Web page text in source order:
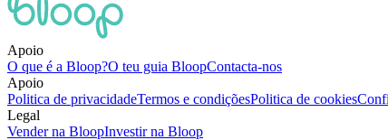
Apoio
O que é a Bloop?O teu guia BloopContacta-nos
Apoio
Politica de privacidadeTermos e condiçõesPolitica de cookies
Legal
Vender na BloopInvestir na Bloop